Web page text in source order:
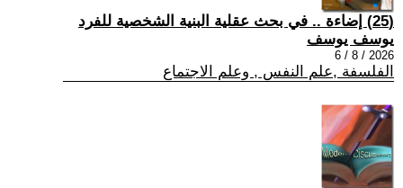
(25) إضاءة .. في بحث عقلية البنية الشخصية للفرد
يوسف يوسف
2026 / 8 / 6
الفلسفة ,علم النفس , وعلم الاجتماع